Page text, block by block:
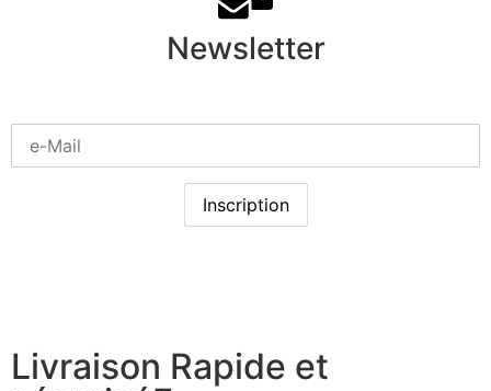
Newsletter
Livraison Rapide et